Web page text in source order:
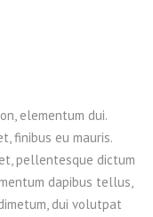
elementum dui.
finibus eu mauris.
pellentesque dictum
dapibus tellus,
dui volutpat